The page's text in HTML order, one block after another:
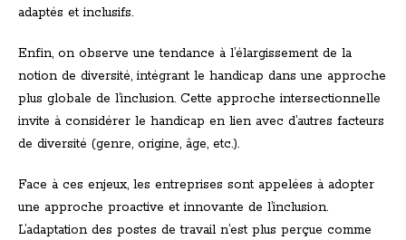
adaptés et inclusifs.
Enfin, on observe une tendance à l’élargissement de la
notion de diversité, intégrant le handicap dans une approche
plus globale de l’inclusion. Cette approche intersectionnelle
invite à considérer le handicap en lien avec d’autres facteurs
de diversité (genre, origine, âge, etc.).
Face à ces enjeux, les entreprises sont appelées à adopter
une approche proactive et innovante de l’inclusion.
L’adaptation des postes de travail n’est plus perçue comme